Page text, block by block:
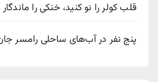
قلب کولر را نو کنید، خنکی را
پنج نفر در آب‌های ساحلی رامسر